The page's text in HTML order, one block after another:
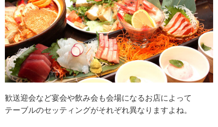
歓送迎会など宴会や飲み会も会場になるお店によって
テーブルのセッティングがそれぞれ異なりますよね。